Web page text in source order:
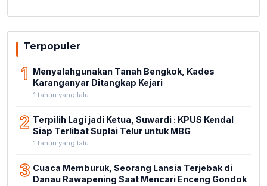
Terpopuler
1 Menyalahgunakan Tanah Bengkok, Kades
Karanganyar Ditangkap Kejari
1 tahun yang lalu
2 Terpilih Lagi jadi Ketua, Suwardi : KPUS Kendal
Siap Terlibat Suplai Telur untuk MBG
1 tahun yang lalu
3 Cuaca Memburuk, Seorang Lansia Terjebak di
Danau Rawapening Saat Mencari Enceng Gondok